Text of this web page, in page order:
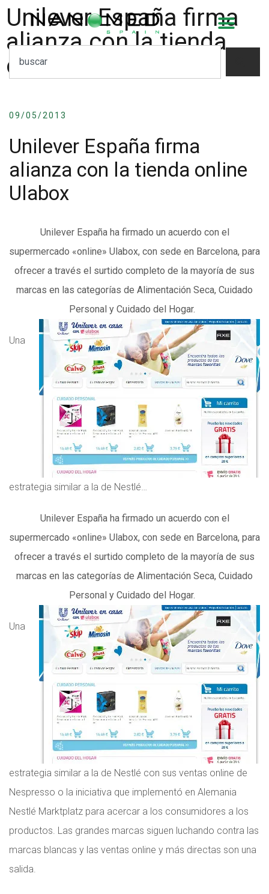
Unilever España firma
alianza con la tienda
online Ulabox
09/05/2013
Unilever España firma
alianza con la tienda online
Ulabox
Unilever España ha firmado un acuerdo con el
supermercado «online» Ulabox, con sede en Barcelona, para
ofrecer a través el surtido completo de la mayoría de sus
marcas en las categorías de Alimentación Seca, Cuidado
Personal y Cuidado del Hogar.
Una
estrategia similar a la de Nestlé…
Unilever España ha firmado un acuerdo con el
supermercado «online» Ulabox, con sede en Barcelona, para
ofrecer a través el surtido completo de la mayoría de sus
marcas en las categorías de Alimentación Seca, Cuidado
Personal y Cuidado del Hogar.
Una
estrategia similar a la de Nestlé con sus ventas online de
Nespresso o la iniciativa que implementó en Alemania
Nestlé Marktplatz para acercar a los consumidores a los
productos. Las grandes marcas siguen luchando contra las
marcas blancas y las ventas online y más directas son una
salida.